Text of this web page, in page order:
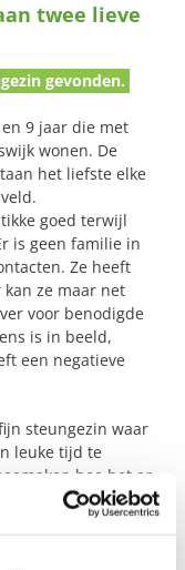
twee lieve
gevonden.
9 jaar die met
wonen. De
het liefste elke
goed terwijl
is geen familie in
Ze heeft
ze maar net
voor benodigde
is in beeld,
een negatieve
steungezin waar
leuke tijd te
hoe het er
ze weer van leren.
rust komen en